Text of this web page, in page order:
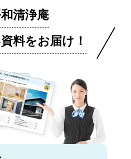
清浄庵
料をお届け！